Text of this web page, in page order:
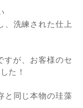
、洗練された仕上
すが、お客様のセ
た！
と同じ本物の珪藻